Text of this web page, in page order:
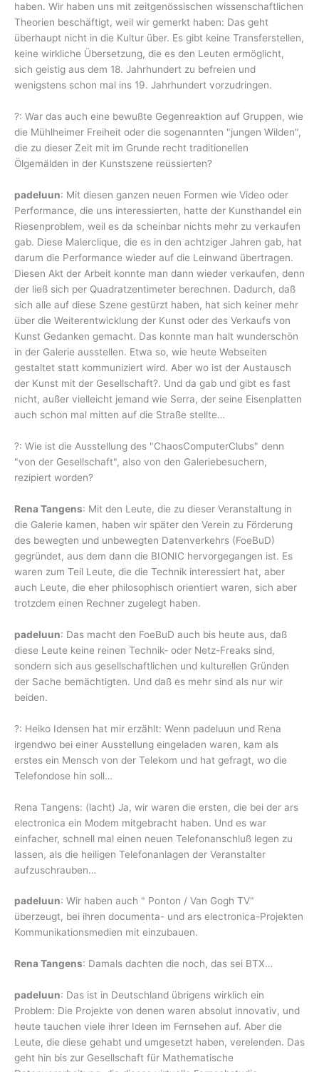
haben. Wir haben uns mit zeitgenössischen wissenschaftlichen
Theorien beschäftigt, weil wir gemerkt haben: Das geht
überhaupt nicht in die Kultur über. Es gibt keine Transferstellen,
keine wirkliche Übersetzung, die es den Leuten ermöglicht,
sich geistig aus dem 18. Jahrhundert zu befreien und
wenigstens schon mal ins 19. Jahrhundert vorzudringen.
?: War das auch eine bewußte Gegenreaktion auf Gruppen, wie
die Mühlheimer Freiheit oder die sogenannten "jungen Wilden",
die zu dieser Zeit mit im Grunde recht traditionellen
Ölgemälden in der Kunstszene reüssierten?
padeluun: Mit diesen ganzen neuen Formen wie Video oder
Performance, die uns interessierten, hatte der Kunsthandel ein
Riesenproblem, weil es da scheinbar nichts mehr zu verkaufen
gab. Diese Malerclique, die es in den achtziger Jahren gab, hat
darum die Performance wieder auf die Leinwand übertragen.
Diesen Akt der Arbeit konnte man dann wieder verkaufen, denn
der ließ sich per Quadratzentimeter berechnen. Dadurch, daß
sich alle auf diese Szene gestürzt haben, hat sich keiner mehr
über die Weiterentwicklung der Kunst oder des Verkaufs von
Kunst Gedanken gemacht. Das konnte man halt wunderschön
in der Galerie ausstellen. Etwa so, wie heute Webseiten
gestaltet statt kommuniziert wird. Aber wo ist der Austausch
der Kunst mit der Gesellschaft?. Und da gab und gibt es fast
nicht, außer vielleicht jemand wie Serra, der seine Eisenplatten
auch schon mal mitten auf die Straße stellte…
?: Wie ist die Ausstellung des "ChaosComputerClubs" denn
"von der Gesellschaft", also von den Galeriebesuchern,
rezipiert worden?
Rena Tangens: Mit den Leute, die zu dieser Veranstaltung in
die Galerie kamen, haben wir später den Verein zu Förderung
des bewegten und unbewegten Datenverkehrs (FoeBuD)
gegründet, aus dem dann die BIONIC hervorgegangen ist. Es
waren zum Teil Leute, die die Technik interessiert hat, aber
auch Leute, die eher philosophisch orientiert waren, sich aber
trotzdem einen Rechner zugelegt haben.
padeluun: Das macht den FoeBuD auch bis heute aus, daß
diese Leute keine reinen Technik- oder Netz-Freaks sind,
sondern sich aus gesellschaftlichen und kulturellen Gründen
der Sache bemächtigten. Und daß es mehr sind als nur wir
beiden.
?: Heiko Idensen hat mir erzählt: Wenn padeluun und Rena
irgendwo bei einer Ausstellung eingeladen waren, kam als
erstes ein Mensch von der Telekom und hat gefragt, wo die
Telefondose hin soll…
Rena Tangens: (lacht) Ja, wir waren die ersten, die bei der ars
electronica ein Modem mitgebracht haben. Und es war
einfacher, schnell mal einen neuen Telefonanschluß legen zu
lassen, als die heiligen Telefonanlagen der Veranstalter
aufzuschrauben…
padeluun: Wir haben auch " Ponton / Van Gogh TV"
überzeugt, bei ihren documenta- und ars electronica-Projekten
Kommunikationsmedien mit einzubauen.
Rena Tangens: Damals dachten die noch, das sei BTX…
padeluun: Das ist in Deutschland übrigens wirklich ein
Problem: Die Projekte von denen waren absolut innovativ, und
heute tauchen viele ihrer Ideen im Fernsehen auf. Aber die
Leute, die diese gehabt und umgesetzt haben, verelenden. Das
geht hin bis zur Gesellschaft für Mathematische